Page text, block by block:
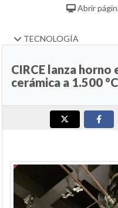
Abrir
TECNOLOGÍA
CIRCE lanza
cerámica a 1.500 °C